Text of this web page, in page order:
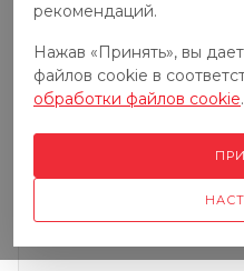
Запчасти к
рекомендаций.
Нажав «Принять», вы
файлов cookie в
обработки файлов cookie.